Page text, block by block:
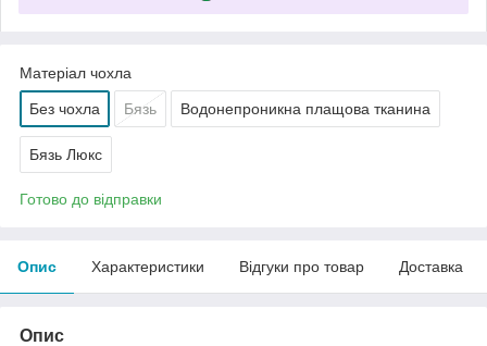
Матеріал чохла
Без чохла Бязь Водонепроникна плащова тканина
Бязь Люкс
Готово до відправки
Опис Характеристики Відгуки про товар Доставка
Опис